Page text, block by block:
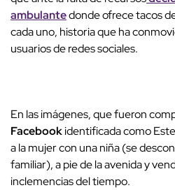
ambulantedonde ofrece tacos
cada uno, historia que ha
usuarios de redes sociales.
En las imágenes, que fueron
Facebookidentificada como
a la mujer con una niña (se
familiar), a pie de la avenida y
inclemencias del tiempo.